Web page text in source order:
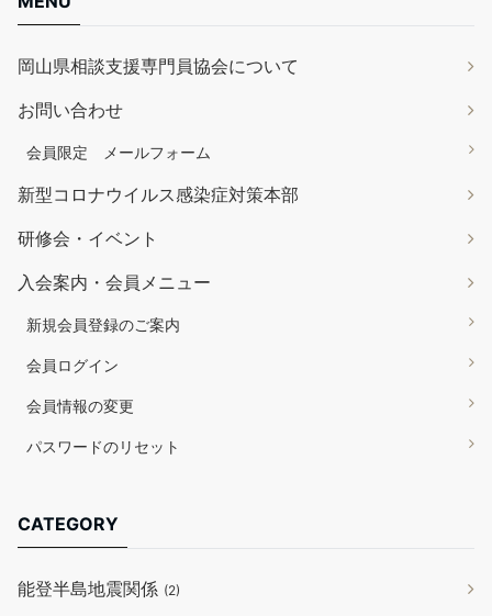
岡山県相談支援専門員協会について
お問い合わせ
会員限定 メールフォーム
新型コロナウイルス感染症対策本部
研修会・イベント
入会案内・会員メニュー
新規会員登録のご案内
会員ログイン
会員情報の変更
パスワードのリセット
CATEGORY
能登半島地震関係 (2)